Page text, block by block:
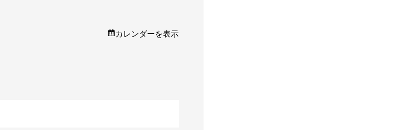
カレンダーを表示